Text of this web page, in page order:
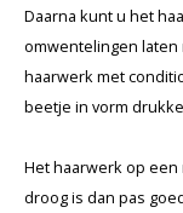
Daarna kunt u het
omwentelingen laten
haarwerk met
beetje in vorm
Het haarwerk op
droog is dan pas